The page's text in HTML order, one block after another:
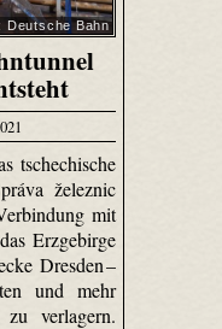
Deutsche Bahn
tschechische
železnic
mit
Erzgebirge
Dresden –
und mehr
verlagern.